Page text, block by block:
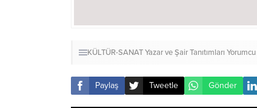
KÜLTÜR-SANATYazar ve Şair Tanıtımları Yorumcu
Paylaş Tweetle Gönder